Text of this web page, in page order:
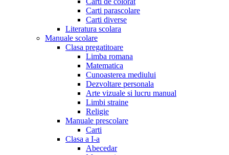
Carti parascolare
Carti diverse
Literatura scolara
Manuale scolare
Clasa pregatitoare
Limba romana
Matematica
Cunoasterea mediului
Dezvoltare personala
Arte vizuale si lucru manual
Limbi straine
Religie
Manuale prescolare
Carti
Clasa a I-a
Abecedar